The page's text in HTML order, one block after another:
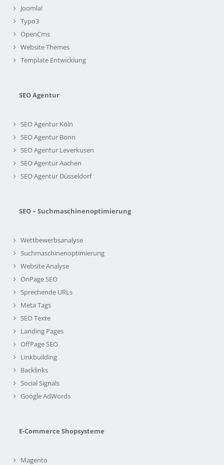
Joomla!
Typo3
OpenCms
Website Themes
Template Entwicklung
SEO Agentur
SEO Agentur Köln
SEO Agentur Bonn
SEO Agentur Leverkusen
SEO Agentur Aachen
SEO Agentur Düsseldorf
SEO – Suchmaschinenoptimierung
Wettbewerbsanalyse
Suchmaschinenoptimierung
Website Analyse
OnPage SEO
Sprechende URLs
Meta Tags
SEO Texte
Landing Pages
OffPage SEO
Linkbuilding
Backlinks
Social Signals
Google AdWords
E-Commerce Shopsysteme
Magento